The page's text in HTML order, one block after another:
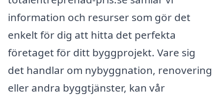
information och resurser som gör det
enkelt för dig att hitta det perfekta
företaget för ditt byggprojekt. Vare sig
det handlar om nybyggnation, renovering
eller andra byggtjänster, kan vår